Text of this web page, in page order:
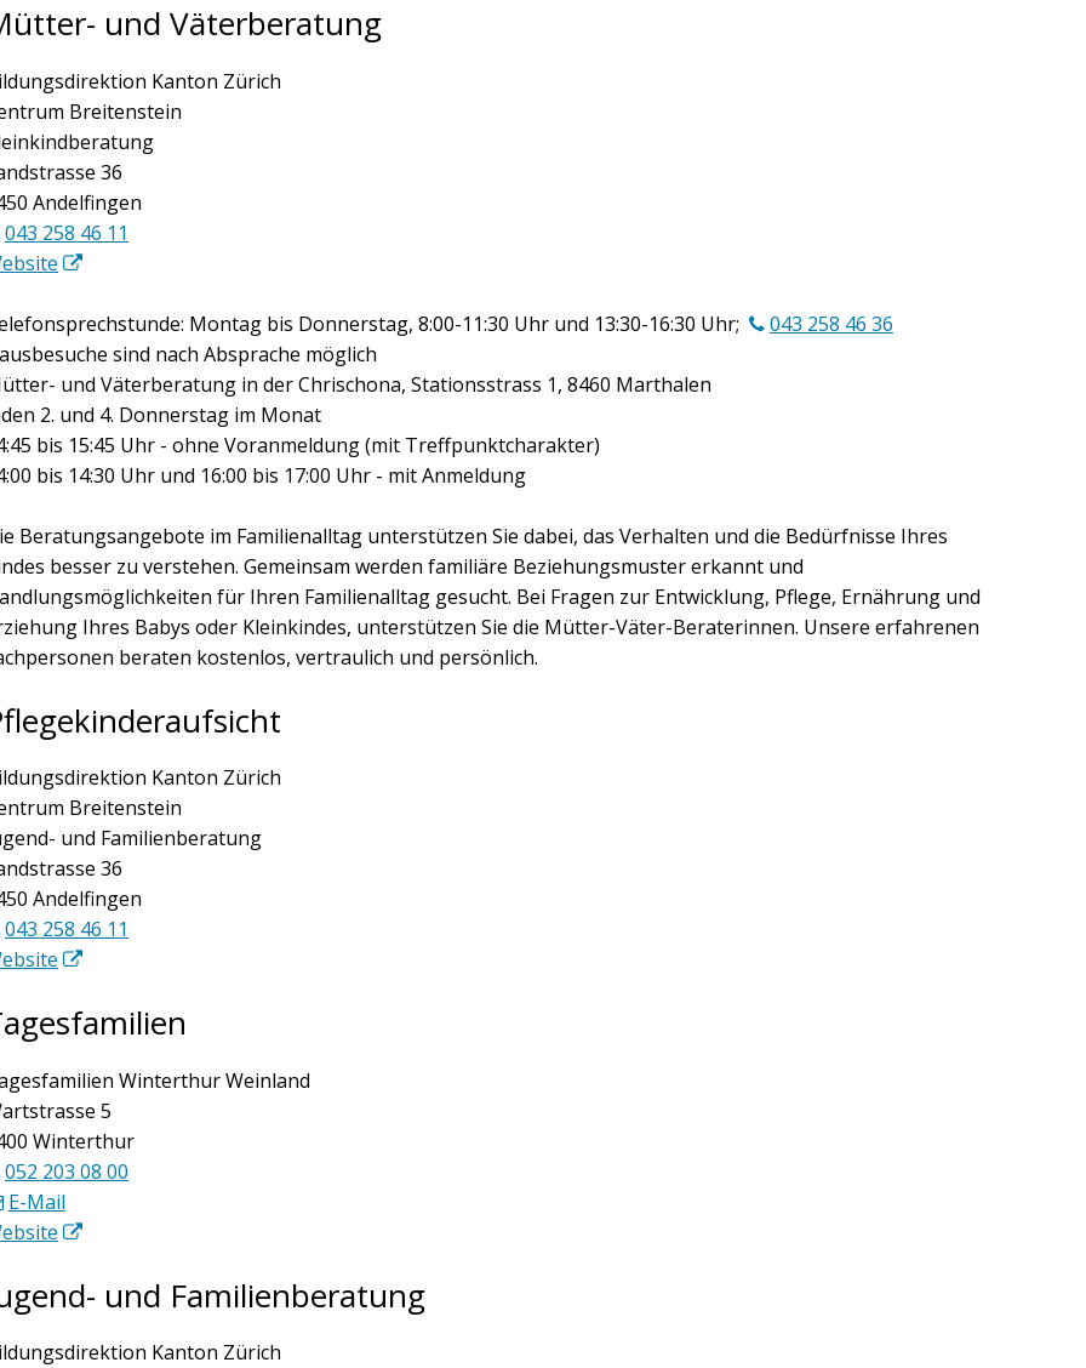
und Väterberatung
Kanton Zürich
Breitenstein
36
Andelfingen
043 258 46 11
Montag bis Donnerstag, 8:00-11:30 Uhr und 13:30-16:30 Uhr;
043 258 46 36
sind nach Absprache möglich
und Väterberatung in der Chrischona, Stationsstrass 1, 8460 Marthalen
2. und 4. Donnerstag im Monat
bis 15:45 Uhr - ohne Voranmeldung (mit Treffpunktcharakter)
bis 14:30 Uhr und 16:00 bis 17:00 Uhr - mit Anmeldung
Beratungsangebote im Familienalltag unterstützen Sie dabei, das Verhalten und die Bedürfnisse Ihres
besser zu verstehen. Gemeinsam werden familiäre Beziehungsmuster erkannt und
für Ihren Familienalltag gesucht. Bei Fragen zur Entwicklung, Pflege, Ernährung und
Ihres Babys oder Kleinkindes, unterstützen Sie die Mütter-Väter-Beraterinnen. Unsere erfahrenen
beraten kostenlos, vertraulich und persönlich.
Kanton Zürich
Breitenstein
und Familienberatung
36
Andelfingen
043 258 46 11
Winterthur Weinland
5
Winterthur
052 203 08 00
E-Mail
und Familienberatung
Kanton Zürich